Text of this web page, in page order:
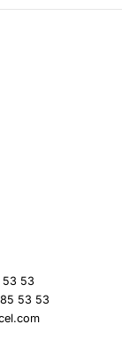
53 53
53 53